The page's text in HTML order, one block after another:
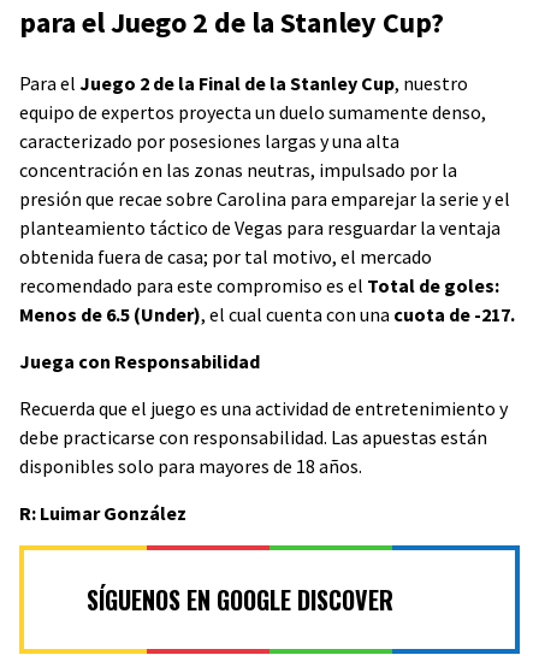
para el Juego 2 de la Stanley Cup?
Para el Juego 2 de la Final de la Stanley Cup, nuestro
equipo de expertos proyecta un duelo sumamente denso,
caracterizado por posesiones largas y una alta
concentración en las zonas neutras, impulsado por la
presión que recae sobre Carolina para emparejar la serie y el
planteamiento táctico de Vegas para resguardar la ventaja
obtenida fuera de casa; por tal motivo, el mercado
recomendado para este compromiso es el Total de goles:
Menos de 6.5 (Under), el cual cuenta con una cuota de -217.
Juega con Responsabilidad
Recuerda que el juego es una actividad de entretenimiento y
debe practicarse con responsabilidad. Las apuestas están
disponibles solo para mayores de 18 años.
R: Luimar González
SÍGUENOS EN GOOGLE DISCOVER